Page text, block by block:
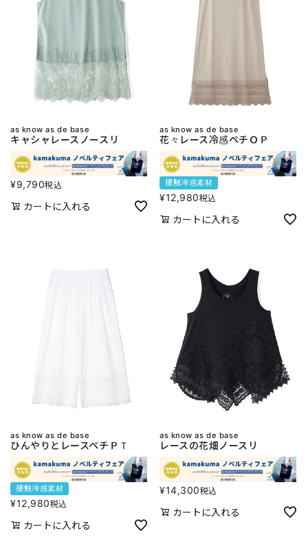
as know as de base
キャシャレースノースリ
¥9,790税込
カートに入れる
as know as de base
花々レース冷感ペチＯＰ
接触冷感素材
¥12,980税込
カートに入れる
as know as de base
ひんやりとレースペチＰＴ
接触冷感素材
¥12,980税込
カートに入れる
as know as de base
レースの花畑ノースリ
¥14,300税込
カートに入れる